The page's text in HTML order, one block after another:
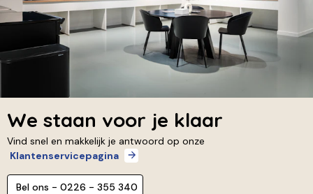
We staan voor je klaar
Vind snel en makkelijk je antwoord op onze
Klantenservicepagina
Bel ons - 0226 - 355 340